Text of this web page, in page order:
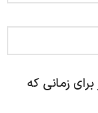
زمانی که